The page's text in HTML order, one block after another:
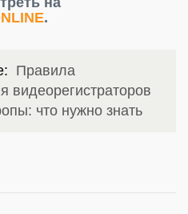
.
Правила
видеорегистраторов
что нужно знать